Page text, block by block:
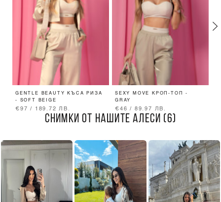
GENTLE BEAUTY КЪСА РИЗА
- SOFT BEIGE
€97 / 189.72 ЛВ.
SEXY MOVE КРОП-ТОП -
GRAY
€46 / 89.97 ЛВ.
СНИМКИ ОТ НАШИТЕ АЛЕСИ (6)